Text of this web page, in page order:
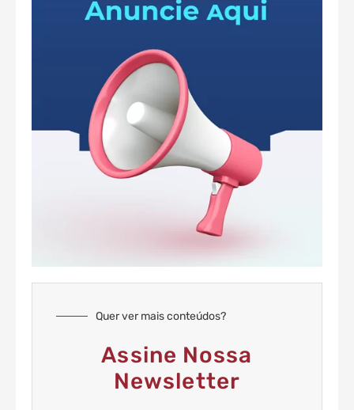
Quer ver mais conteúdos?
Assine Nossa
Newsletter